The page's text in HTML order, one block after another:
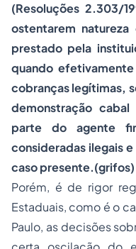
(Resoluções 2.303/
ostentarem
prestado pela
quando
cobranças legítimas,
demonstração
parte do agente
consideradas ilegais
caso presente.(grifos)
Porém, é de rigor
Estaduais, como é o
Paulo, as decisões